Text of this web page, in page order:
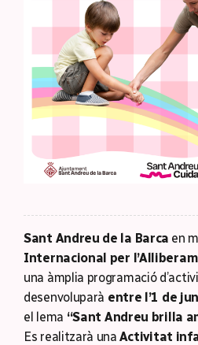
Sant Andreu de la Barca en
Internacional per
una àmplia programació
desenvoluparà entre l’1 de
el lema “Sant Andreu brilla
Es realitzarà una Activitat